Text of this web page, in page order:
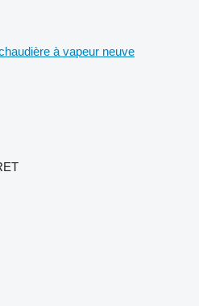
à vapeur neuve